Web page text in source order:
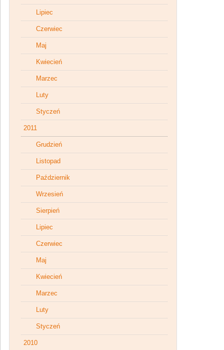
Lipiec
Czerwiec
Maj
Kwiecień
Marzec
Luty
Styczeń
2011
Grudzień
Listopad
Październik
Wrzesień
Sierpień
Lipiec
Czerwiec
Maj
Kwiecień
Marzec
Luty
Styczeń
2010